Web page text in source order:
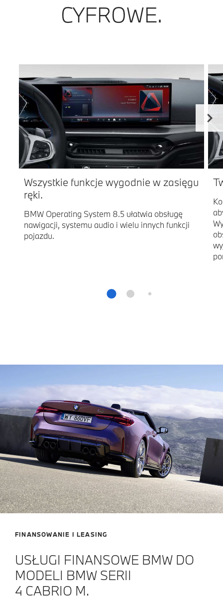
CYFROWE.
Wszystkie funkcje wygodnie w zasięgu
ręki.
BMW Operating System 8.5 ułatwia obsługę
nawigacji, systemu audio i wielu innych funkcji
pojazdu.
FINANSOWANIE I LEASING
USŁUGI FINANSOWE BMW DO
MODELI BMW SERII
4 CABRIO M.